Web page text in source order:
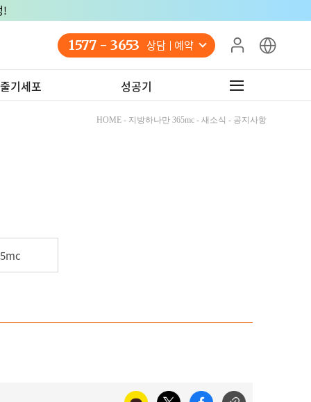
!
1577 - 3653 상담 예약
기세포 성공기
HOME - 지방하나만 365mc - 새소식 - 공지사항